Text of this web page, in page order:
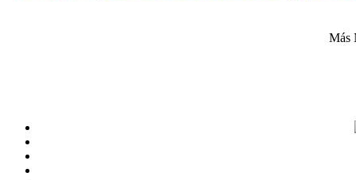
Más